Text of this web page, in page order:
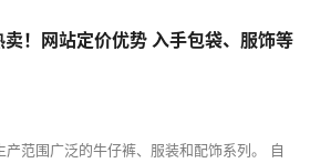
！网站定价优势 入手包袋、服饰等
范围广泛的牛仔裤、服装和配饰系列。 自